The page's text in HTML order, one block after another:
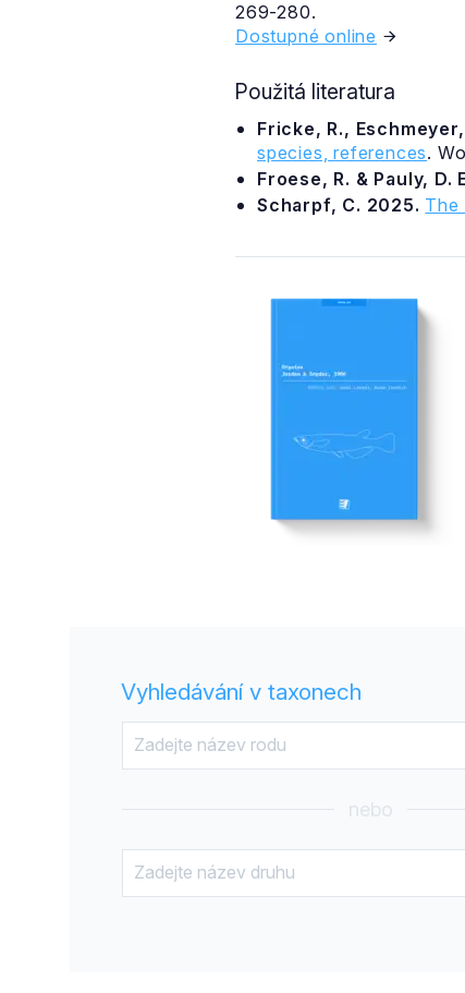
269-280.
Dostupné online
Použitá literatura
Fricke, R.,
species, references.
Froese, R. & Pauly, D.
Scharpf, C. 2025. The
Vyhledávání v taxonech
nebo